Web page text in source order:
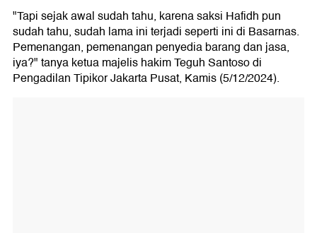
"Tapi sejak awal sudah tahu, karena saksi Hafidh pun
sudah tahu, sudah lama ini terjadi seperti ini di Basarnas.
Pemenangan, pemenangan penyedia barang dan jasa,
iya?" tanya ketua majelis hakim Teguh Santoso di
Pengadilan Tipikor Jakarta Pusat, Kamis (5/12/2024).